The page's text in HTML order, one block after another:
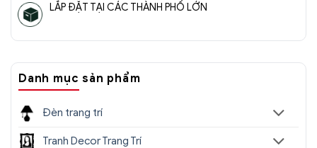
LẮP ĐẶT TẠI CÁC THÀNH PHỐ LỚN
Danh mục sản phẩm
Đèn trang trí
Tranh Decor Trang Trí